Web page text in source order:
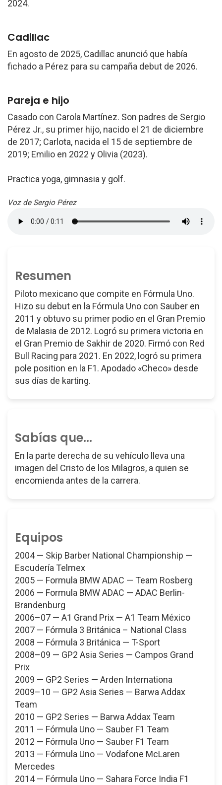
2024.
Cadillac
En agosto de 2025, Cadillac anunció que había
fichado a Pérez para su campaña debut de 2026.
Pareja e hijo
Casado con Carola Martínez. Son padres de Sergio
Pérez Jr., su primer hijo, nacido el 21 de diciembre
de 2017; Carlota, nacida el 15 de septiembre de
2019; Emilio en 2022 y Olivia (2023).
Practica yoga, gimnasia y golf.
Voz de Sergio Pérez
Resumen
Piloto mexicano que compite en Fórmula Uno.
Hizo su debut en la Fórmula Uno con Sauber en
2011 y obtuvo su primer podio en el Gran Premio
de Malasia de 2012. Logró su primera victoria en
el Gran Premio de Sakhir de 2020. Firmó con Red
Bull Racing para 2021. En 2022, logró su primera
pole position en la F1. Apodado «Checo» desde
sus días de karting.
Sabías que...
En la parte derecha de su vehículo lleva una
imagen del Cristo de los Milagros, a quien se
encomienda antes de la carrera.
Equipos
2004 — Skip Barber National Championship —
Escudería Telmex
2005 — Formula BMW ADAC — Team Rosberg
2006 — Formula BMW ADAC — ADAC Berlin-
Brandenburg
2006–07 — A1 Grand Prix — A1 Team México
2007 — Fórmula 3 Británica – National Class
2008 — Fórmula 3 Británica — T-Sport
2008–09 — GP2 Asia Series — Campos Grand
Prix
2009 — GP2 Series — Arden Internationa
2009–10 — GP2 Asia Series — Barwa Addax
Team
2010 — GP2 Series — Barwa Addax Team
2011 — Fórmula Uno — Sauber F1 Team
2012 — Fórmula Uno — Sauber F1 Team
2013 — Fórmula Uno — Vodafone McLaren
Mercedes
2014 — Fórmula Uno — Sahara Force India F1